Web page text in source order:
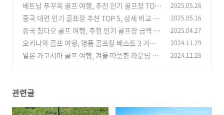
베트남 푸꾸옥 골프 여행, 추천 인기 골프장 TOP
5 위치 가격 특징 장단점 (0)
2025.05.26
중국 대련 인기 골프장 추천 TOP 5, 상세 비교 가
격 가까운 위치 장단점
(0)
2025.05.16
중국 칭다오 골프 여행, 추천 인기 골프장 금액 및
이용 요금 예약 방법 안내 (0)
2025.04.27
오키나와 골프 여행, 명품 골프장 베스트 3 겨울
따뜻한 바다뷰 라운딩 (0)
2024.11.29
일본 가고시마 골프 여행, 겨울 따뜻한 라운딩 추
2024.11.26
관련글